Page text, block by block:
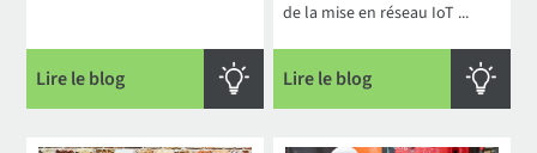
Lire le blog
de la mise en réseau IoT ...
Lire le blog